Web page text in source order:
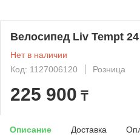
Велосипед Liv Tempt
Нет в наличии
Код: 1127006120
Розница
225 900 ₸
Описание Доставка